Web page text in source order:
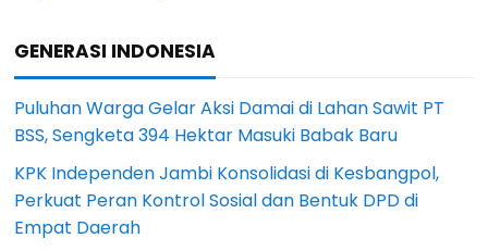
GENERASI INDONESIA
Puluhan Warga Gelar Aksi Damai di Lahan Sawit PT
BSS, Sengketa 394 Hektar Masuki Babak Baru
KPK Independen Jambi Konsolidasi di Kesbangpol,
Perkuat Peran Kontrol Sosial dan Bentuk DPD di
Empat Daerah